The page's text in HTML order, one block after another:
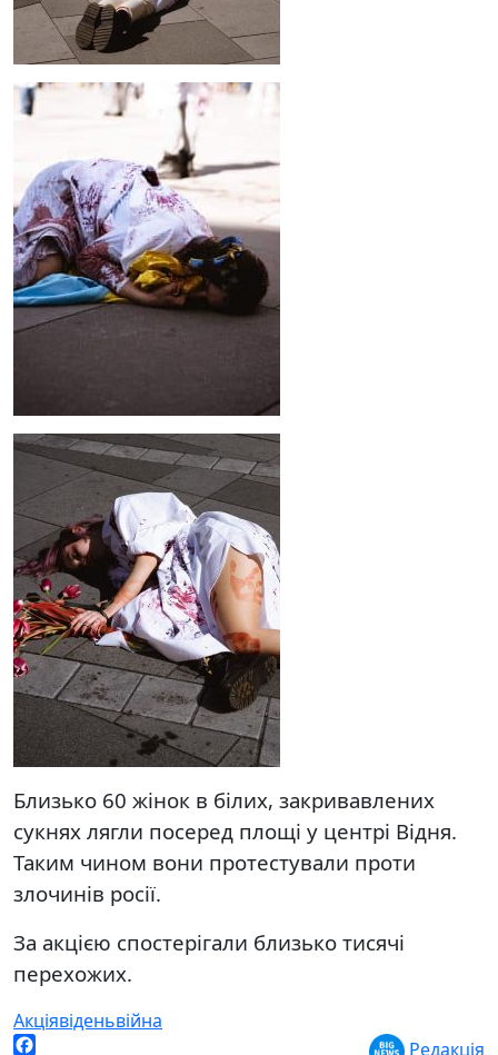
Близько 60 жінок в білих, закривавлених
сукнях лягли посеред площі у центрі Відня.
Таким чином вони протестували проти
злочинів росії.
За акцією спостерігали близько тисячі
перехожих.
Акціявіденьвійна
Редакція